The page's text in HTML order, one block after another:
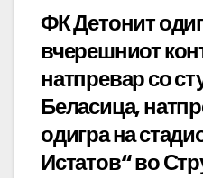
ФК Детонит
вчерешниот
натпревар со
Беласица,
одигра на
Истатов“ во